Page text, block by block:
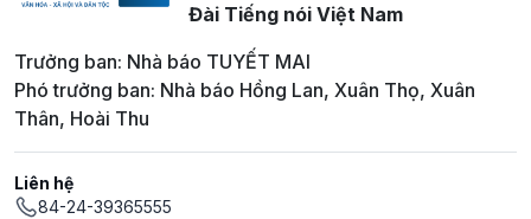
Đài Tiếng nói Việt Nam
Trưởng ban: Nhà báo TUYẾT MAI
Phó trưởng ban: Nhà báo Hồng Lan, Xuân Thọ, Xuân
Thân, Hoài Thu
Liên hệ
84-24-39365555